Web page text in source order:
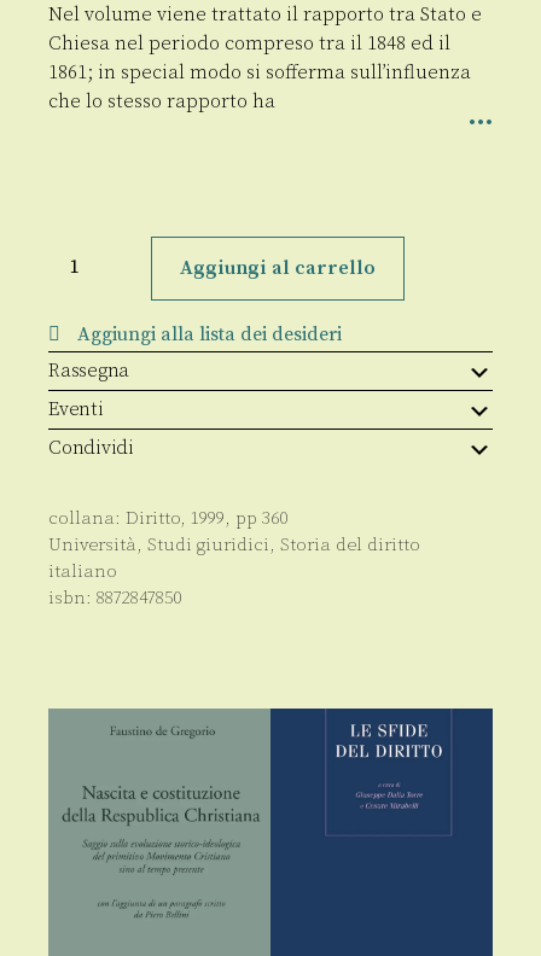
Nel volume viene trattato il rapporto tra Stato e
Chiesa nel periodo compreso tra il 1848 ed il
1861; in special modo si sofferma sull’influenza
che lo stesso rapporto ha
legislazione
e
la
reazione
cattolica
(1848-
1861)
quantità
Aggiungi al carrello
Aggiungi alla lista dei desideri
Rassegna
Eventi
Condividi
collana: Diritto, 1999, pp 360
Università, Studi giuridici, Storia del diritto
italiano
isbn: 8872847850